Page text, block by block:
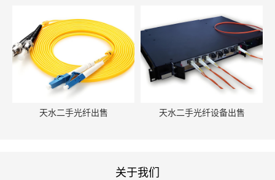
天水二手光纤出售 天水二手光纤设备出售
关于我们